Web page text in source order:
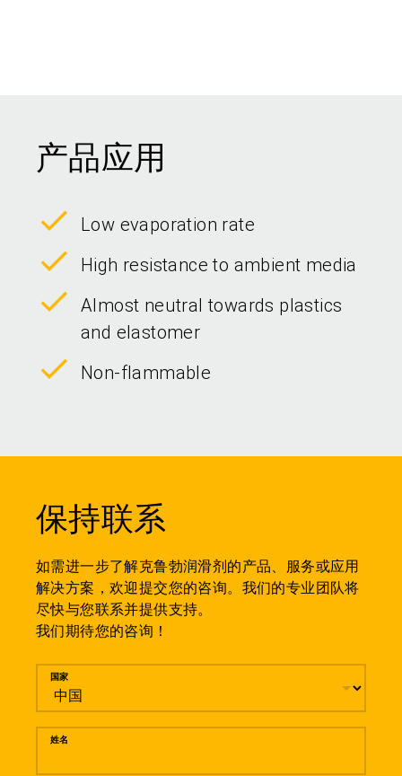
产品应用
Low evaporation rate
High resistance to ambient media
Almost neutral towards plastics
and elastomer
Non-flammable
保持联系
如需进一步了解克鲁勃润滑剂的产品、服务或应用
解决方案，欢迎提交您的咨询。我们的专业团队将
尽快与您联系并提供支持。
我们期待您的咨询！
留言
国家
姓名